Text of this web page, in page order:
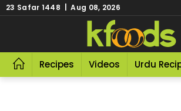
23 Safar 1448 | Aug 08, 2026
Recipes Videos Urdu